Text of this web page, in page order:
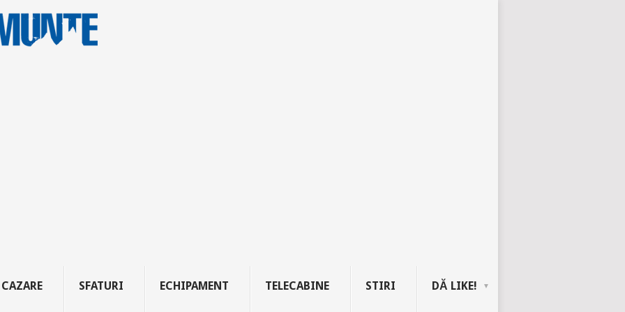
CAZARE SFATURI ECHIPAMENT TELECABINE STIRI DĂ LIKE!